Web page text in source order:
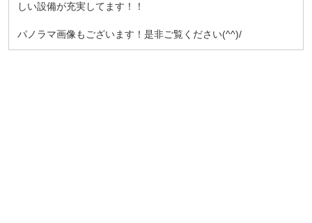
しい設備が充実してます！！
パノラマ画像もございます！是非ご覧ください(^^)/